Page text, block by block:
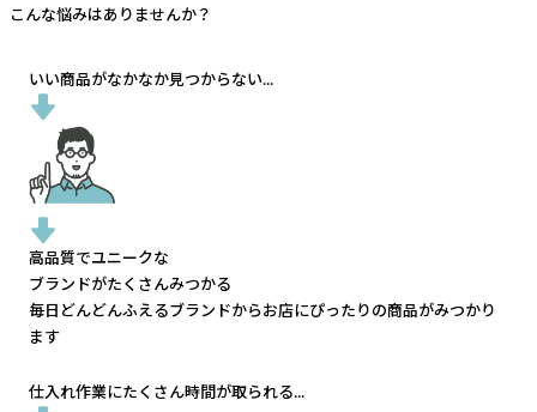
こんな悩みはありませんか？
いい商品がなかなか見つからない...
高品質でユニークな
ブランドがたくさんみつかる
毎日どんどんふえるブランドからお店にぴったりの商品がみつかり
ます
仕入れ作業にたくさん時間が取られる...